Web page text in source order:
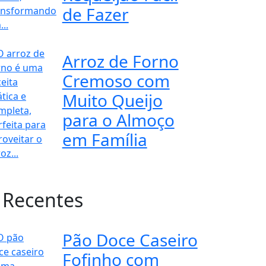
de Fazer
Arroz de Forno
Cremoso com
Muito Queijo
para o Almoço
em Família
Pão Doce Caseiro
Fofinho com